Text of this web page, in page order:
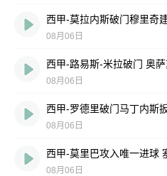
08月06日
西甲-路易斯-米拉破门 奥
08月06日
西甲-罗德里破门马丁内斯
08月06日
西甲-莫里巴攻入唯一进球
08月06日